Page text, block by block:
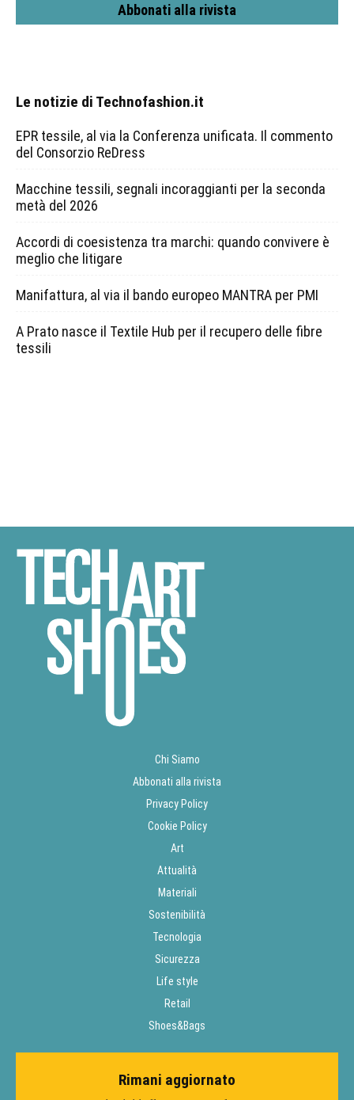
Abbonati alla rivista
Le notizie di Technofashion.it
EPR tessile, al via la Conferenza unificata. Il commento
del Consorzio ReDress
Macchine tessili, segnali incoraggianti per la seconda
metà del 2026
Accordi di coesistenza tra marchi: quando convivere è
meglio che litigare
Manifattura, al via il bando europeo MANTRA per PMI
A Prato nasce il Textile Hub per il recupero delle fibre
tessili
Chi Siamo
Abbonati alla rivista
Privacy Policy
Cookie Policy
Art
Attualità
Materiali
Sostenibilità
Tecnologia
Sicurezza
Life style
Retail
Shoes&Bags
Rimani aggiornato